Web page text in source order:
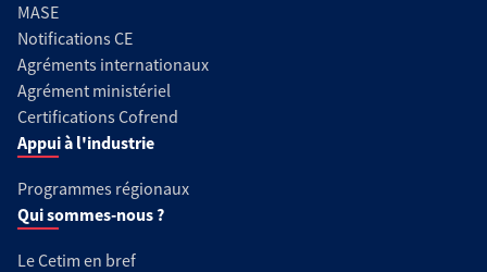
MASE
Notifications CE
Agréments internationaux
Agrément ministériel
Certifications Cofrend
Appui à l'industrie
Programmes régionaux
Qui sommes-nous ?
Le Cetim en bref